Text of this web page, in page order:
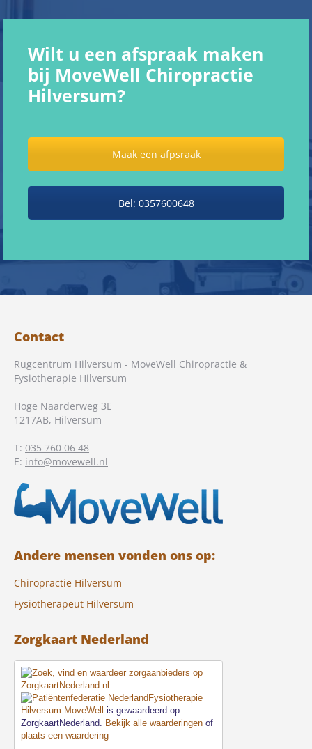
Wilt u een afspraak maken
bij MoveWell Chiropractie
Hilversum?
Maak een afpsraak
Bel: 0357600648
Contact
Rugcentrum Hilversum - MoveWell Chiropractie &
Fysiotherapie Hilversum
Hoge Naarderweg 3E
1217AB, Hilversum
T: 035 760 06 48
E: info@movewell.nl
Andere mensen vonden ons op:
Chiropractie Hilversum
Fysiotherapeut Hilversum
Zorgkaart Nederland
Fysiotherapie
Hilversum MoveWell
is gewaardeerd op
ZorgkaartNederland. Bekijk alle waarderingen of
plaats een waardering